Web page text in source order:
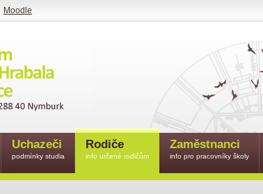
Uchazeči
podmínky studia
Rodiče
info určené rodičům
Zaměstnanci
info pro pracovníky školy
Moodle